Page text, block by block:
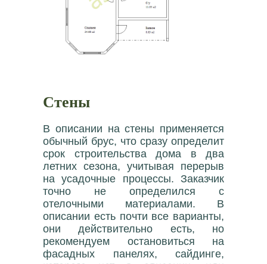
Стены
В описании на стены применяется
обычный брус, что сразу определит
срок строительства дома в два
летних сезона, учитывая перерыв
на усадочные процессы. Заказчик
точно не определился с
отелочными материалами. В
описании есть почти все варианты,
они действительно есть, но
рекомендуем остановиться на
фасадных панелях, сайдинге,